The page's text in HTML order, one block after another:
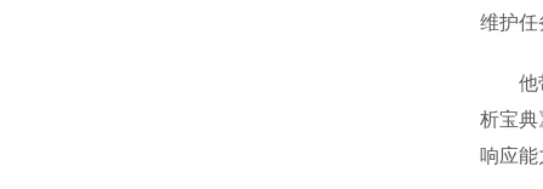
维护任
他带
析宝典
响应能